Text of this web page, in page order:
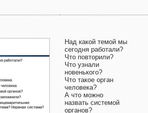
Над какой темой мы
сегодня работали?
Что повторили?
Что узнали
новенького?
Что такое орган
человека?
А что можно
назвать системой
органов?